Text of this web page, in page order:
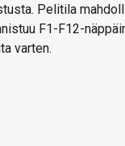
Pelitila
F1-F12-
varten.